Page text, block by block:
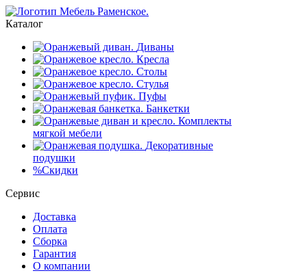
Каталог
Диваны
Кресла
Столы
Стулья
Пуфы
Банкетки
Комплекты
мягкой мебели
Декоративные
подушки
%Скидки
Сервис
Доставка
Оплата
Сборка
Гарантия
О компании